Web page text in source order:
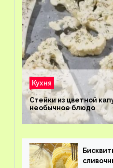
Кухня
Стейки из цветной
необычное блюдо